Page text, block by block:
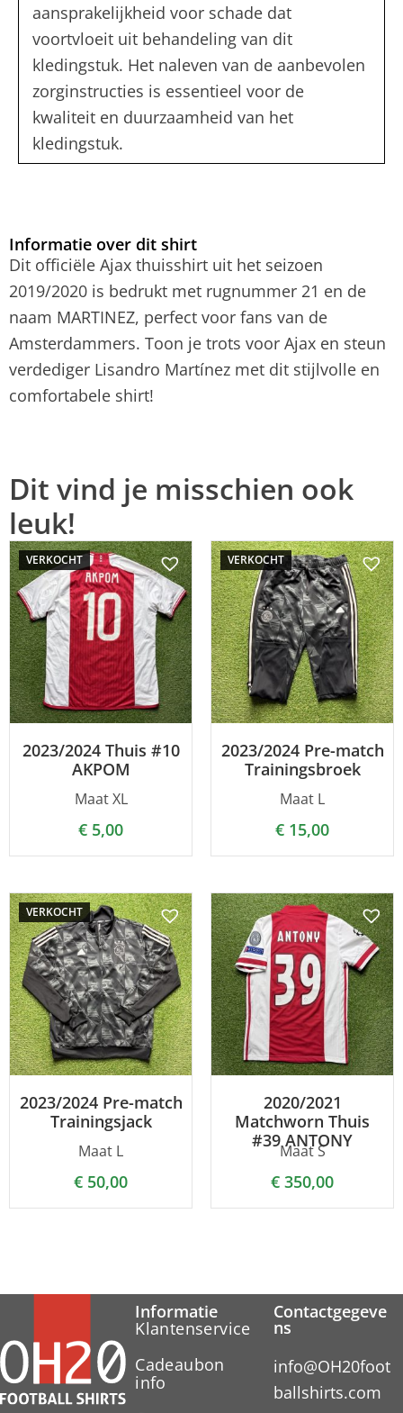
aansprakelijkheid voor schade dat
voortvloeit uit behandeling van dit
kledingstuk. Het naleven van de aanbevolen
zorginstructies is essentieel voor de
kwaliteit en duurzaamheid van het
kledingstuk.
Informatie over dit shirt
Dit officiële Ajax thuisshirt uit het seizoen
2019/2020 is bedrukt met rugnummer 21 en de
naam MARTINEZ, perfect voor fans van de
Amsterdammers. Toon je trots voor Ajax en steun
verdediger Lisandro Martínez met dit stijlvolle en
comfortabele shirt!
Dit vind je misschien ook
leuk!
VERKOCHT
2023/2024 Thuis #10
AKPOM
Maat XL
€ 5,00
VERKOCHT
2023/2024 Pre-match
Trainingsbroek
Maat L
€ 15,00
VERKOCHT
2023/2024 Pre-match
Trainingsjack
Maat L
€ 50,00
2020/2021
Matchworn Thuis
#39 ANTONY
Maat S
€ 350,00
Informatie
Klantenservice
Cadeaubon
info
Contactgegeve
ns
info@OH20foot
ballshirts.com